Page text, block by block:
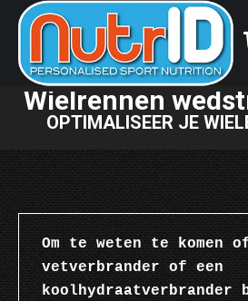
Wielrennen
OPTIMALISEER JEJe bent hier:
Om te weten te komen
vetverbrander of een
koolhydraatverbrander